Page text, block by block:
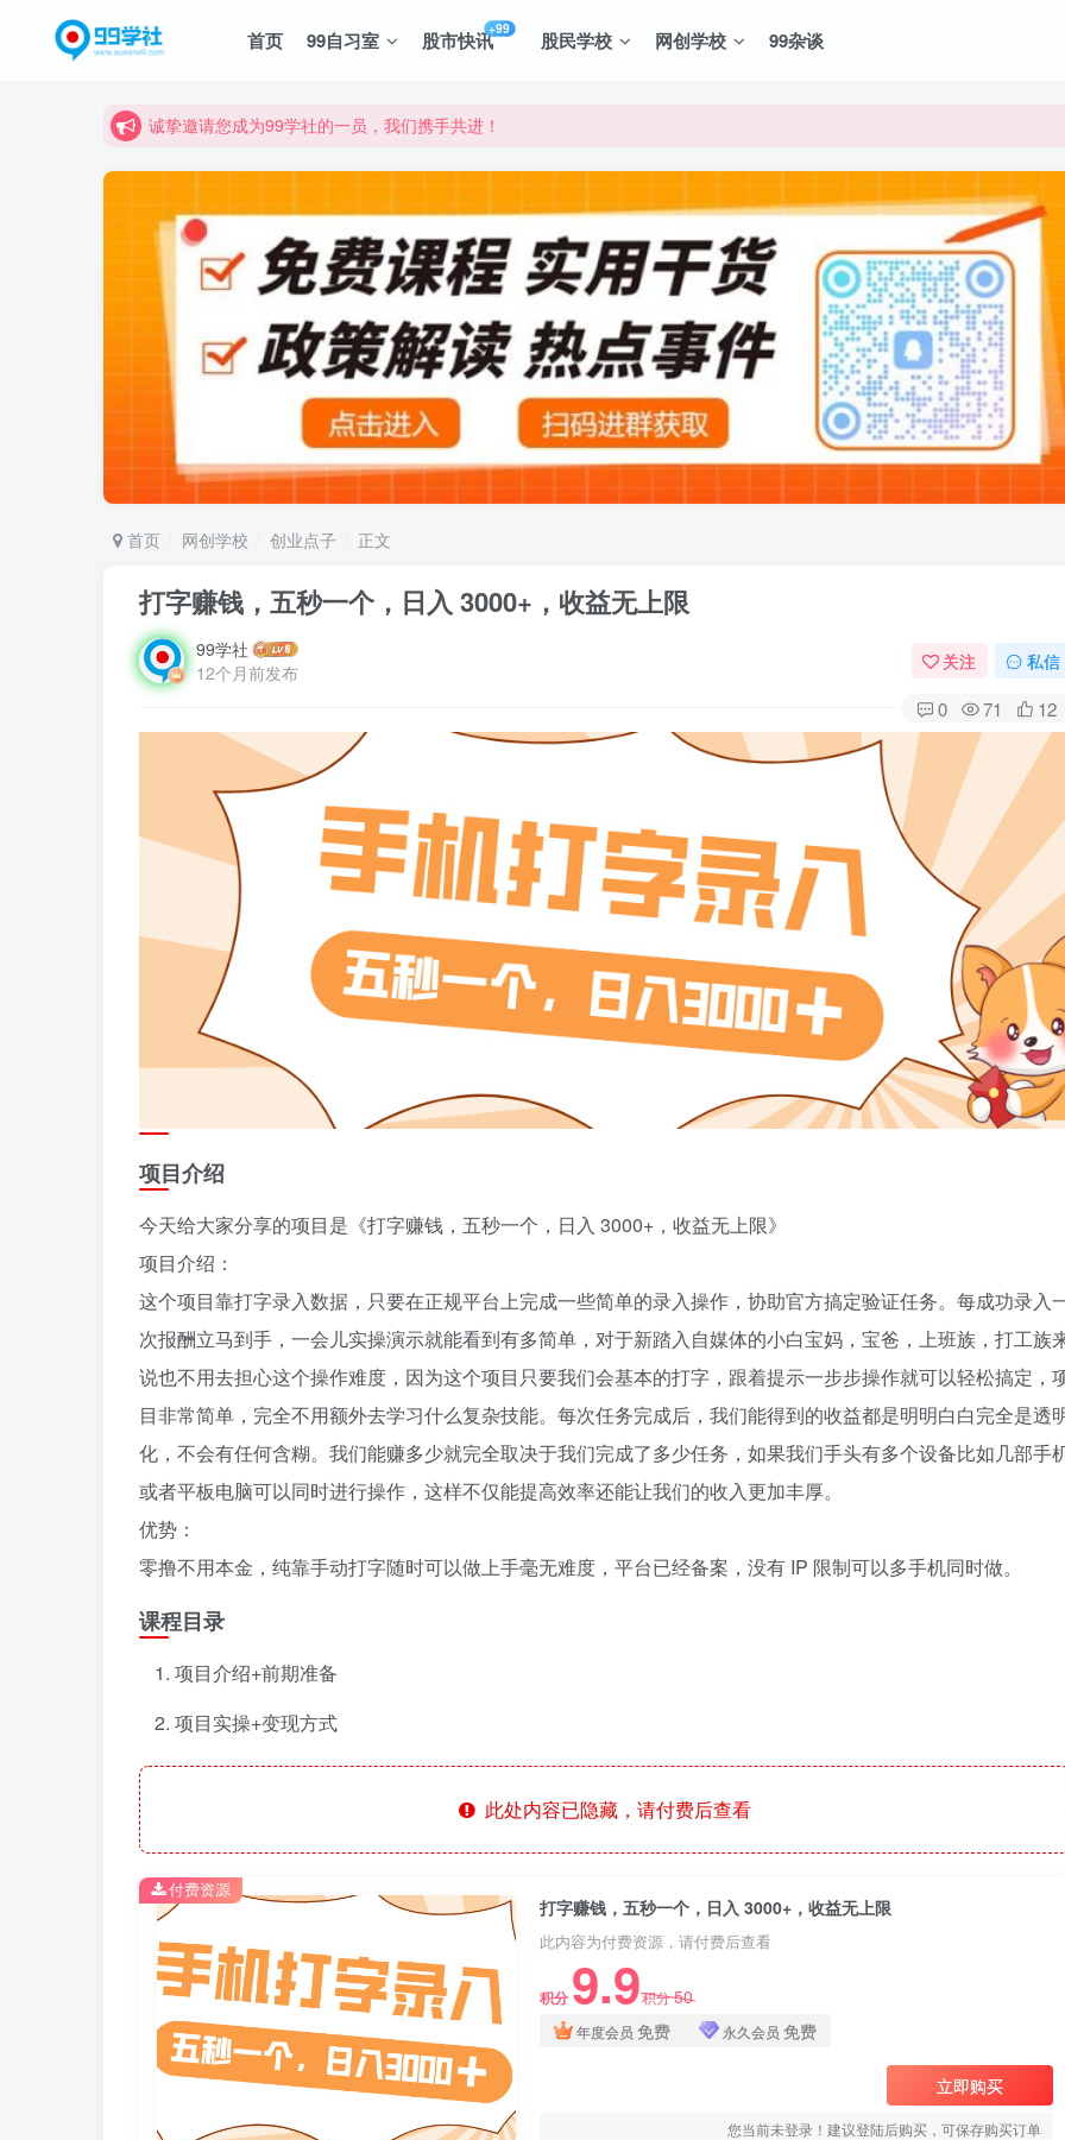
首页 99自习室 股市快讯+99 股民学校 网创学校 99杂谈
诚挚邀请您成为99学社的一员，我们携手共进！
诚挚邀请您成为99学社的一员，我们携手共进！
学习路上不孤独，99学社与你同行！分享全网优质VIP资源，炒股教程、创业教程、网络营销教程、自媒体短视频教程等，长
首页 网创学校 创业点子 正文
打字赚钱，五秒一个，日入 3000+，收益无上限
99学社
12个月前发布
关注 私信
0 71 12
项目介绍
今天给大家分享的项目是《打字赚钱，五秒一个，日入 3000+，收益无上限》
项目介绍：
这个项目靠打字录入数据，只要在正规平台上完成一些简单的录入操作，协助官方搞定验证任务。每成功录入
次报酬立马到手，一会儿实操演示就能看到有多简单，对于新踏入自媒体的小白宝妈，宝爸，上班族，打工族
说也不用去担心这个操作难度，因为这个项目只要我们会基本的打字，跟着提示一步步操作就可以轻松搞定，
目非常简单，完全不用额外去学习什么复杂技能。每次任务完成后，我们能得到的收益都是明明白白完全是透
化，不会有任何含糊。我们能赚多少就完全取决于我们完成了多少任务，如果我们手头有多个设备比如几部手
或者平板电脑可以同时进行操作，这样不仅能提高效率还能让我们的收入更加丰厚。
优势：
零撸不用本金，纯靠手动打字随时可以做上手毫无难度，平台已经备案，没有 IP 限制可以多手机同时做。
课程目录
项目介绍+前期准备
项目实操+变现方式
此处内容已隐藏，请付费后查看
打字赚钱，五秒一个，日入 3000+，收益无上限
此内容为付费资源，请付费后查看
积分 9.9积分50
年度会员 免费 永久会员 免费
立即购买
您当前未登录！建议登陆后购买，可保存购买订单
付费资源